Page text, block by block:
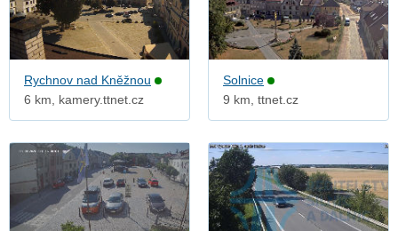
Rychnov nad Kněžnou
6 km, kamery.ttnet.cz
Solnice
9 km, ttnet.cz